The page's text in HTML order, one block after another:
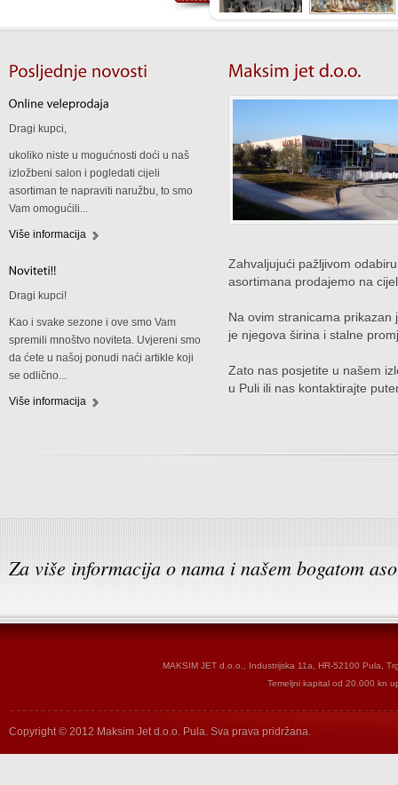
Dragi kupci,
ukoliko niste u mogućnosti doći u naš
izložbeni salon i pogledati cijeli
asortiman te napraviti naružbu, to smo
Vam omogućili...
Više informacija
Dragi kupci!
Kao i svake sezone i ove smo Vam
spremili mnoštvo noviteta. Uvjereni smo
da ćete u našoj ponudi naći artikle koji
se odlično...
Više informacija
Zahvaljujući pažljivom
asortimana prodajemo na
Na ovim stranicama
je njegova širina i stalne
Zato nas posjetite u našem
u Puli ili nas kontaktirajte
Za više informacija o nama i našem bogatom
MAKSIM JET d.o.o., Industrijska 11a, HR-52100 Pula,
Temeljni kapital od 20.000 kn
Copyright © 2012 Maksim Jet d.o.o. Pula. Sva prava pridržana.